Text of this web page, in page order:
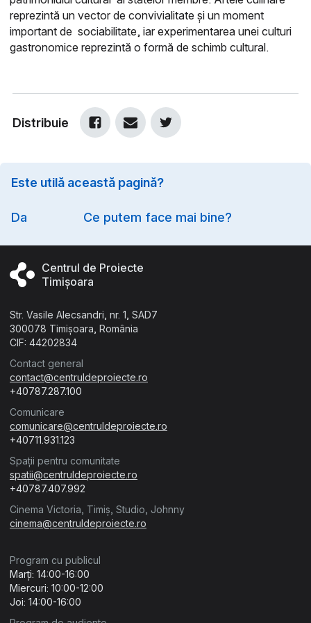
reprezintă un vector de convivialitate și un moment
important de sociabilitate, iar experimentarea unei culturi
gastronomice reprezintă o formă de schimb cultural.
Distribuie
Este utilă această pagină?
Da Ce putem face mai bine?
Centrul de Proiecte
Timișoara
Str. Vasile Alecsandri, nr. 1, SAD7
300078 Timișoara, România
CIF: 44202834
Contact general
contact@centruldeproiecte.ro
+40787.287.100
Comunicare
comunicare@centruldeproiecte.ro
+40711.931.123
Spații pentru comunitate
spatii@centruldeproiecte.ro
+40787.407.992
Cinema Victoria, Timiș, Studio, Johnny
cinema@centruldeproiecte.ro
Program cu publicul
Marți: 14:00-16:00
Miercuri: 10:00-12:00
Joi: 14:00-16:00